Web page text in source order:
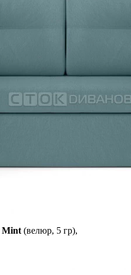
Mint(велюр, 5 гр),